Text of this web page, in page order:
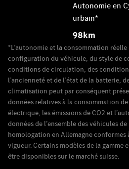
Autonomie en
urbain*
98km
*L’autonomie et la consommation
configuration du véhicule, du style de
conditions de circulation, des
l’ancienneté et de l’état de la batterie,
climatisation peut par conséquent
données relatives à la consommation
électrique, les émissions de CO2 et
données de l’ensemble des véhicules
homologation en Allemagne conformes
vigueur. Certains modèles de la gamme
être disponibles sur le marché suisse.